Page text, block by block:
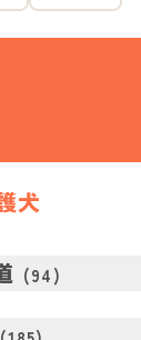
犬
(94)